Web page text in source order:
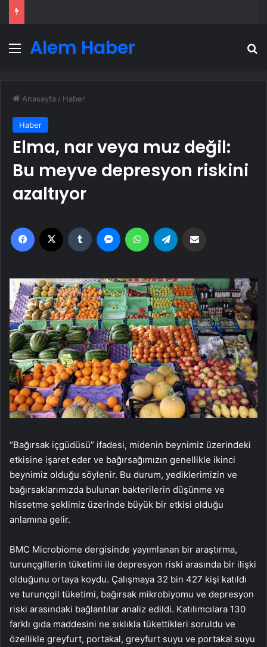
MenüAlem Haber
Anasayfa / Haber
Haber
Elma, nar veya muz değil:
Bu meyve depresyon riskini
azaltıyor
Facebook Tumblr MessengerWhatsApp
“Bağırsak içgüdüsü” ifadesi, midenin beynimiz üzerindeki
etkisine işaret eder ve bağırsağımızın genellikle ikinci
beynimiz olduğu söylenir. Bu durum, yediklerimizin ve
bağırsaklarımızda bulunan bakterilerin düşünme ve
hissetme şeklimiz üzerinde büyük bir etkisi olduğu
anlamına gelir.
BMC Microbiome dergisinde yayımlanan bir araştırma,
turunçgillerin tüketimi ile depresyon riski arasında bir ilişki
olduğunu ortaya koydu. Çalışmaya 32 bin 427 kişi katıldı
ve turunçgil tüketimi, bağırsak mikrobiyomu ve depresyon
riski arasındaki bağlantılar analiz edildi. Katılımcılara 130
farklı gıda maddesini ne sıklıkla tükettikleri soruldu ve
özellikle greyfurt, portakal, greyfurt suyu ve portakal suyu